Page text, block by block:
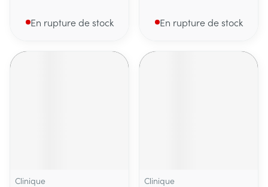
En rupture de stock En rupture de stock
Clinique
Clinique